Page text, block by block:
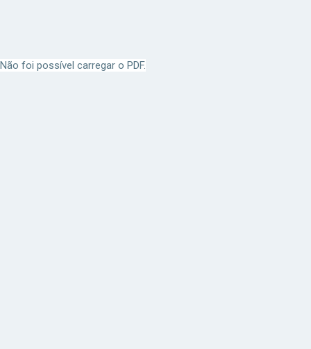
Não foi possível carregar o PDF.